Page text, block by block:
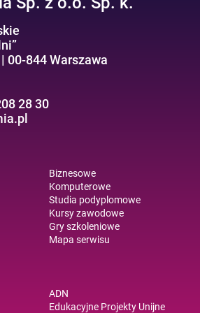
00-844 Warszawa
28 30
Biznesowe
Komputerowe
Studia podyplomowe
Kursy zawodowe
Gry szkoleniowe
Mapa serwisu
ADN
Edukacyjne Projekty Unijne